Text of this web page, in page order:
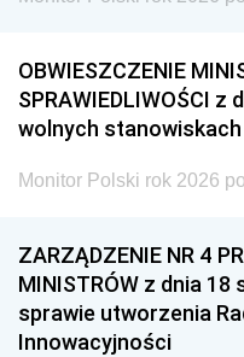
OBWIESZCZENIE
SPRAWIEDLIWOŚCI z
wolnych
Monitor Polski rok 2026
ZARZĄDZENIE NR 4
MINISTRÓW z dnia 18
sprawie utworzenia
Innowacyjności